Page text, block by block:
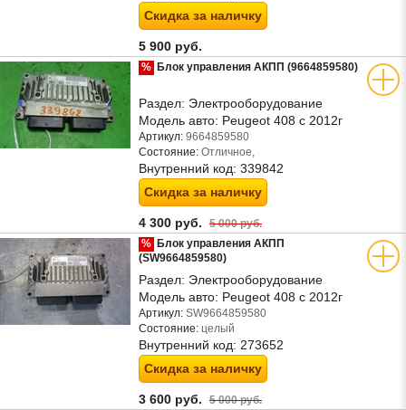
Скидка за наличку
5 900 руб.
% Блок управления АКПП (9664859580)
Раздел: Электрооборудование
Модель авто: Peugeot 408 с 2012г
Артикул: 9664859580
Состояние: Отличное,
Внутренний код: 339842
Скидка за наличку
4 300 руб. 5 000 руб.
% Блок управления АКПП
(SW9664859580)
Раздел: Электрооборудование
Модель авто: Peugeot 408 с 2012г
Артикул: SW9664859580
Состояние: целый
Внутренний код: 273652
Скидка за наличку
3 600 руб. 5 000 руб.